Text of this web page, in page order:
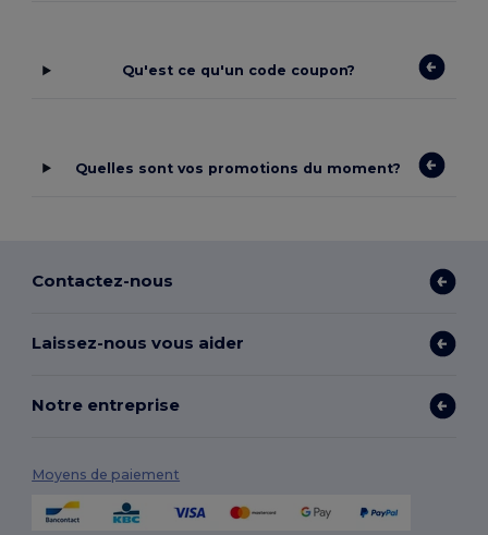
Qu'est ce qu'un code coupon?
Quelles sont vos promotions du moment?
Contactez-nous
Laissez-nous vous aider
Notre entreprise
Moyens de paiement